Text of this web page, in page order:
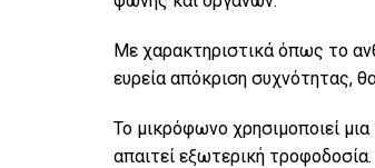
Με χαρακτηριστικά όπως το
ευρεία απόκριση συχνότητας,
Το μικρόφωνο χρησιμοποιεί
απαιτεί εξωτερική τροφοδοσία.